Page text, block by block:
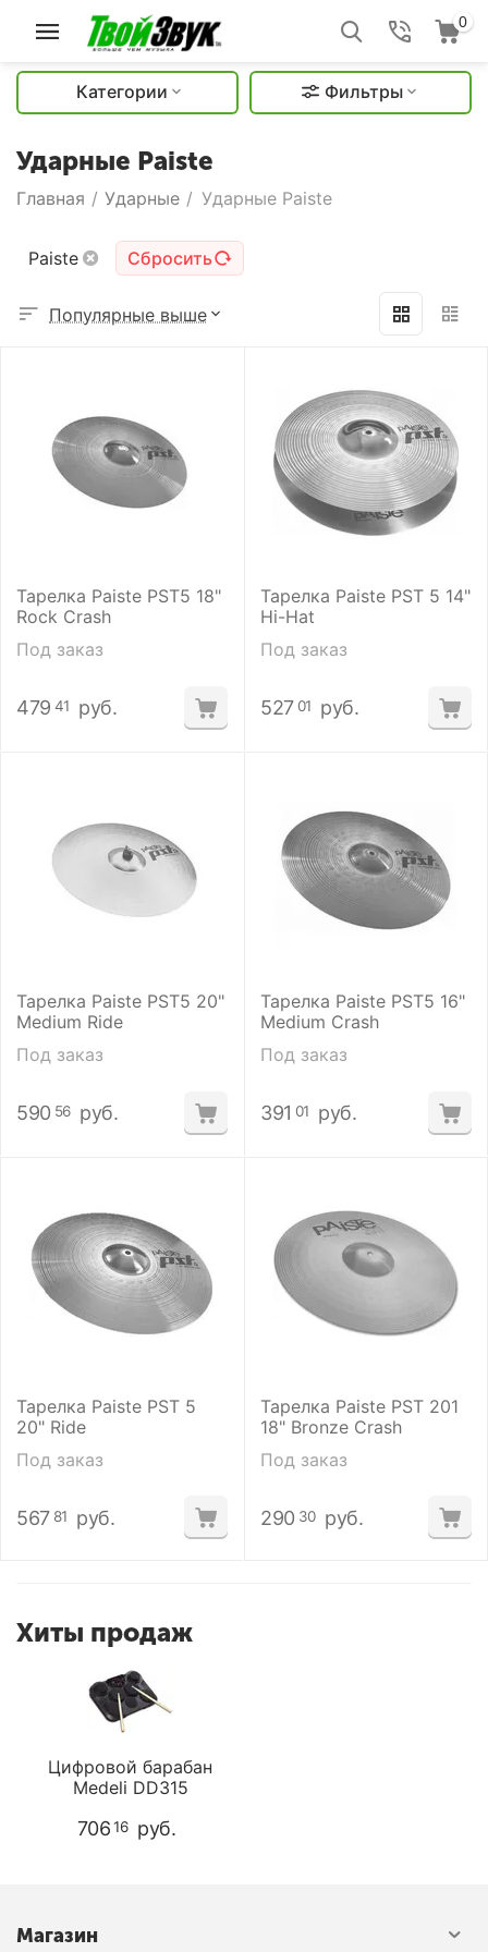
0
Категории Фильтры
Ударные Paiste
Главная / Ударные / Ударные Paiste
Paiste Сбросить
Популярные выше
Тарелка Paiste PST5 18"
Rock Crash
Под заказ
479 41 руб.
Тарелка Paiste PST 5 14"
Hi-Hat
Под заказ
527 01 руб.
Тарелка Paiste PST5 20"
Medium Ride
Под заказ
590 56 руб.
Тарелка Paiste PST5 16"
Medium Crash
Под заказ
391 01 руб.
Тарелка Paiste PST 5
20" Ride
Под заказ
567 81 руб.
Тарелка Paiste PST 201
18" Bronze Crash
Под заказ
290 30 руб.
Хиты продаж
Цифровой барабан
Medeli DD315
706 16 руб.
Магазин